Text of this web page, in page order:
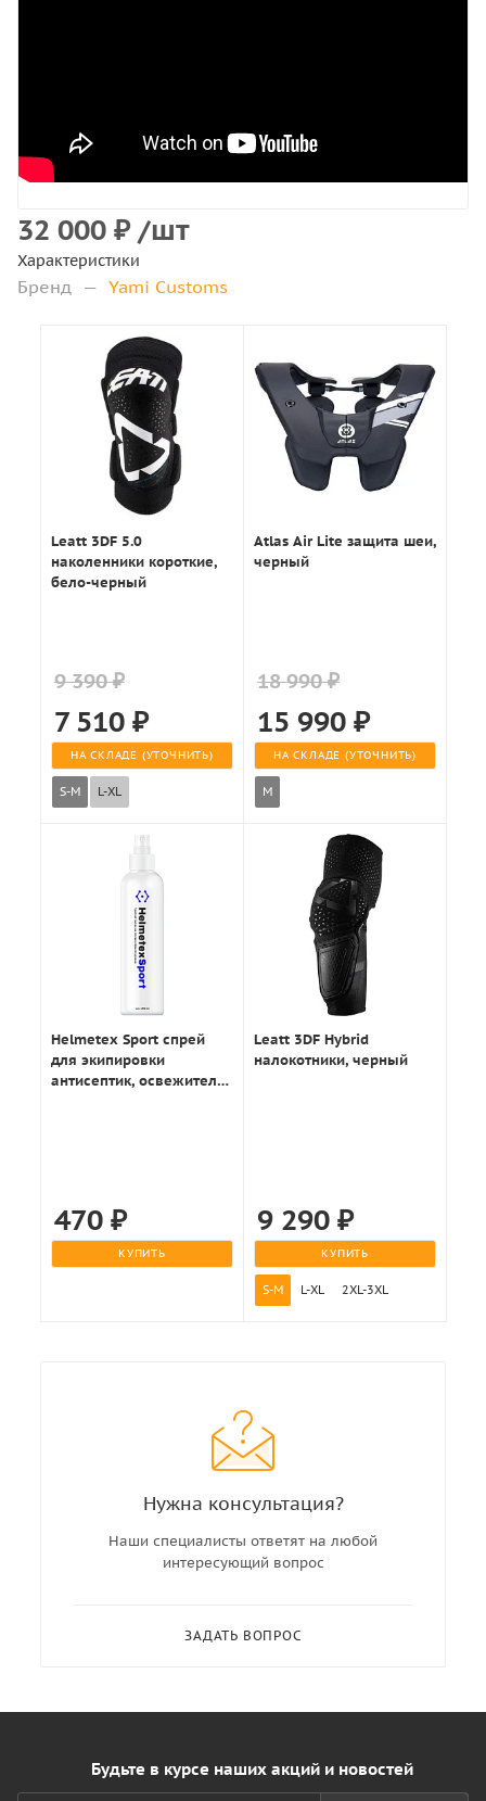
32 000 ₽ /шт
Характеристики
Бренд — Yami Customs
Leatt 3DF 5.0
наколенники короткие,
бело-черный
9 390 ₽
7 510₽
НА СКЛАДЕ (УТОЧНИТЬ)
S-M L-XL
Atlas Air Lite защита шеи,
черный
18 990 ₽
15 990 ₽
НА СКЛАДЕ (УТОЧНИТЬ)
M
Helmetex Sport спрей
для экипировки
антисептик, освежитель
470₽
КУПИТЬ
Leatt 3DF Hybrid
налокотники, черный
9 290 ₽
КУПИТЬ
S-M L-XL 2XL-3XL
Нужна консультация?
Наши специалисты ответят на любой
интересующий вопрос
ЗАДАТЬ ВОПРОС
Будьте в курсе наших акций и новостей